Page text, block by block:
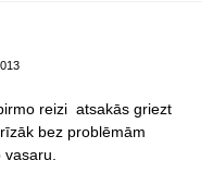
reizi atsakās griezt
bez problēmām